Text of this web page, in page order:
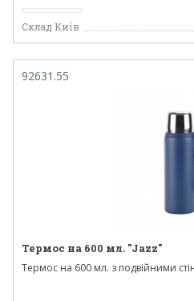
Склад Київ
92631.55
Термос на 600 мл. "Jazz"
Термос на 600 мл. з подвійними